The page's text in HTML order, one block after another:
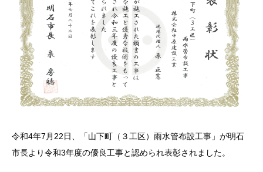
令和4年7月22日、「山下町（３工区）雨水管布設工事」が明石
市長より令和3年度の優良工事と認められ表彰されました。